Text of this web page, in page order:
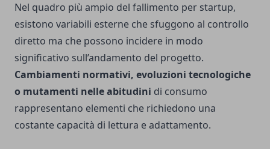
Nel quadro più ampio del fallimento per startup,
esistono variabili esterne che sfuggono al controllo
diretto ma che possono incidere in modo
significativo sull’andamento del progetto.
Cambiamenti normativi, evoluzioni tecnologiche
o mutamenti nelle abitudini di consumo
rappresentano elementi che richiedono una
costante capacità di lettura e adattamento.